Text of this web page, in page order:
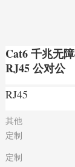
Cat6 千兆无
RJ45 公对公
RJ45
其他
定制
定制